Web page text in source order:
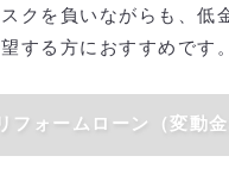
クを負いながらも、低
する方におすすめです。
フォームローン（変動金